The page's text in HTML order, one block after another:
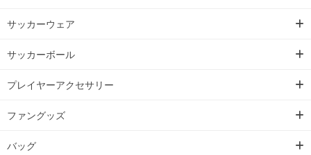
サッカーウェア
サッカーボール
プレイヤーアクセサリー
ファングッズ
バッグ